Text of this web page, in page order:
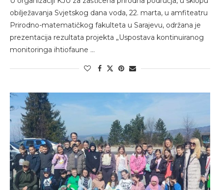
obilježavanja Svjetskog dana voda, 22. marta, u amfiteatru
Prirodno-matematičkog fakulteta u Sarajevu, održana je
prezentacija rezultata projekta „Uspostava kontinuiranog
monitoringa ihtiofaune …